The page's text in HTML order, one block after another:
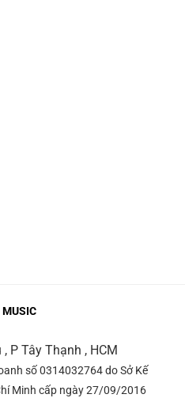
MUSIC
P Tây Thạnh , HCM
số 0314032764 do Sở Kế
Minh cấp ngày 27/09/2016